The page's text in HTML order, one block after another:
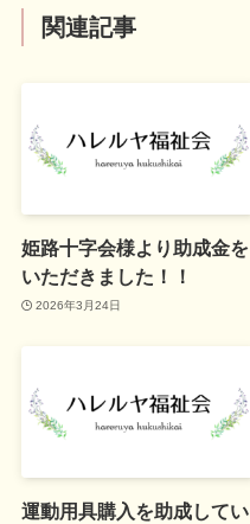
関連記事
姫路十字会様より助成金を
いただきました！！
2026年3月24日
運動用具購入を助成してい